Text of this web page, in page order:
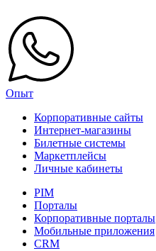
Опыт
Корпоративные сайты
Интернет-магазины
Билетные системы
Маркетплейсы
Личные кабинеты
PIM
Порталы
Корпоративные порталы
Мобильные приложения
CRM